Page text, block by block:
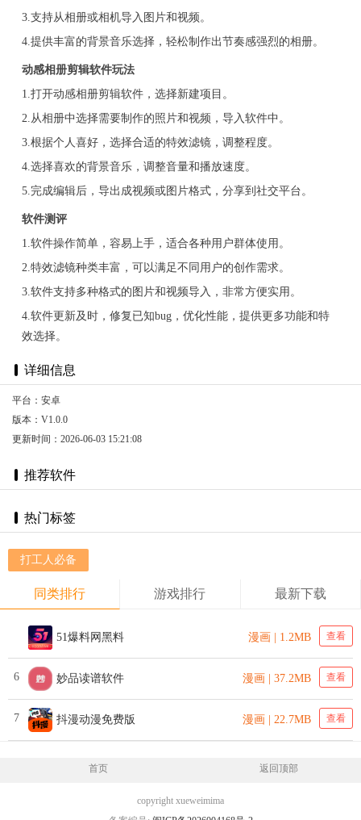
3.支持从相册或相机导入图片和视频。
4.提供丰富的背景音乐选择，轻松制作出节奏感强烈的相册。
动感相册剪辑软件玩法
1.打开动感相册剪辑软件，选择新建项目。
2.从相册中选择需要制作的照片和视频，导入软件中。
3.根据个人喜好，选择合适的特效滤镜，调整程度。
4.选择喜欢的背景音乐，调整音量和播放速度。
5.完成编辑后，导出成视频或图片格式，分享到社交平台。
软件测评
1.软件操作简单，容易上手，适合各种用户群体使用。
2.特效滤镜种类丰富，可以满足不同用户的创作需求。
3.软件支持多种格式的图片和视频导入，非常方便实用。
4.软件更新及时，修复已知bug，优化性能，提供更多功能和特
效选择。
详细信息
平台：安卓
版本：V1.0.0
更新时间：2026-06-03 15:21:08
推荐软件
热门标签
打工人必备
同类排行 游戏排行 最新下载
51爆料网黑料 漫画 | 1.2MB 查看
6 妙品读谱软件 漫画 | 37.2MB 查看
7 抖漫动漫免费版 漫画 | 22.7MB 查看
首页 返回顶部
copyright xueweimima